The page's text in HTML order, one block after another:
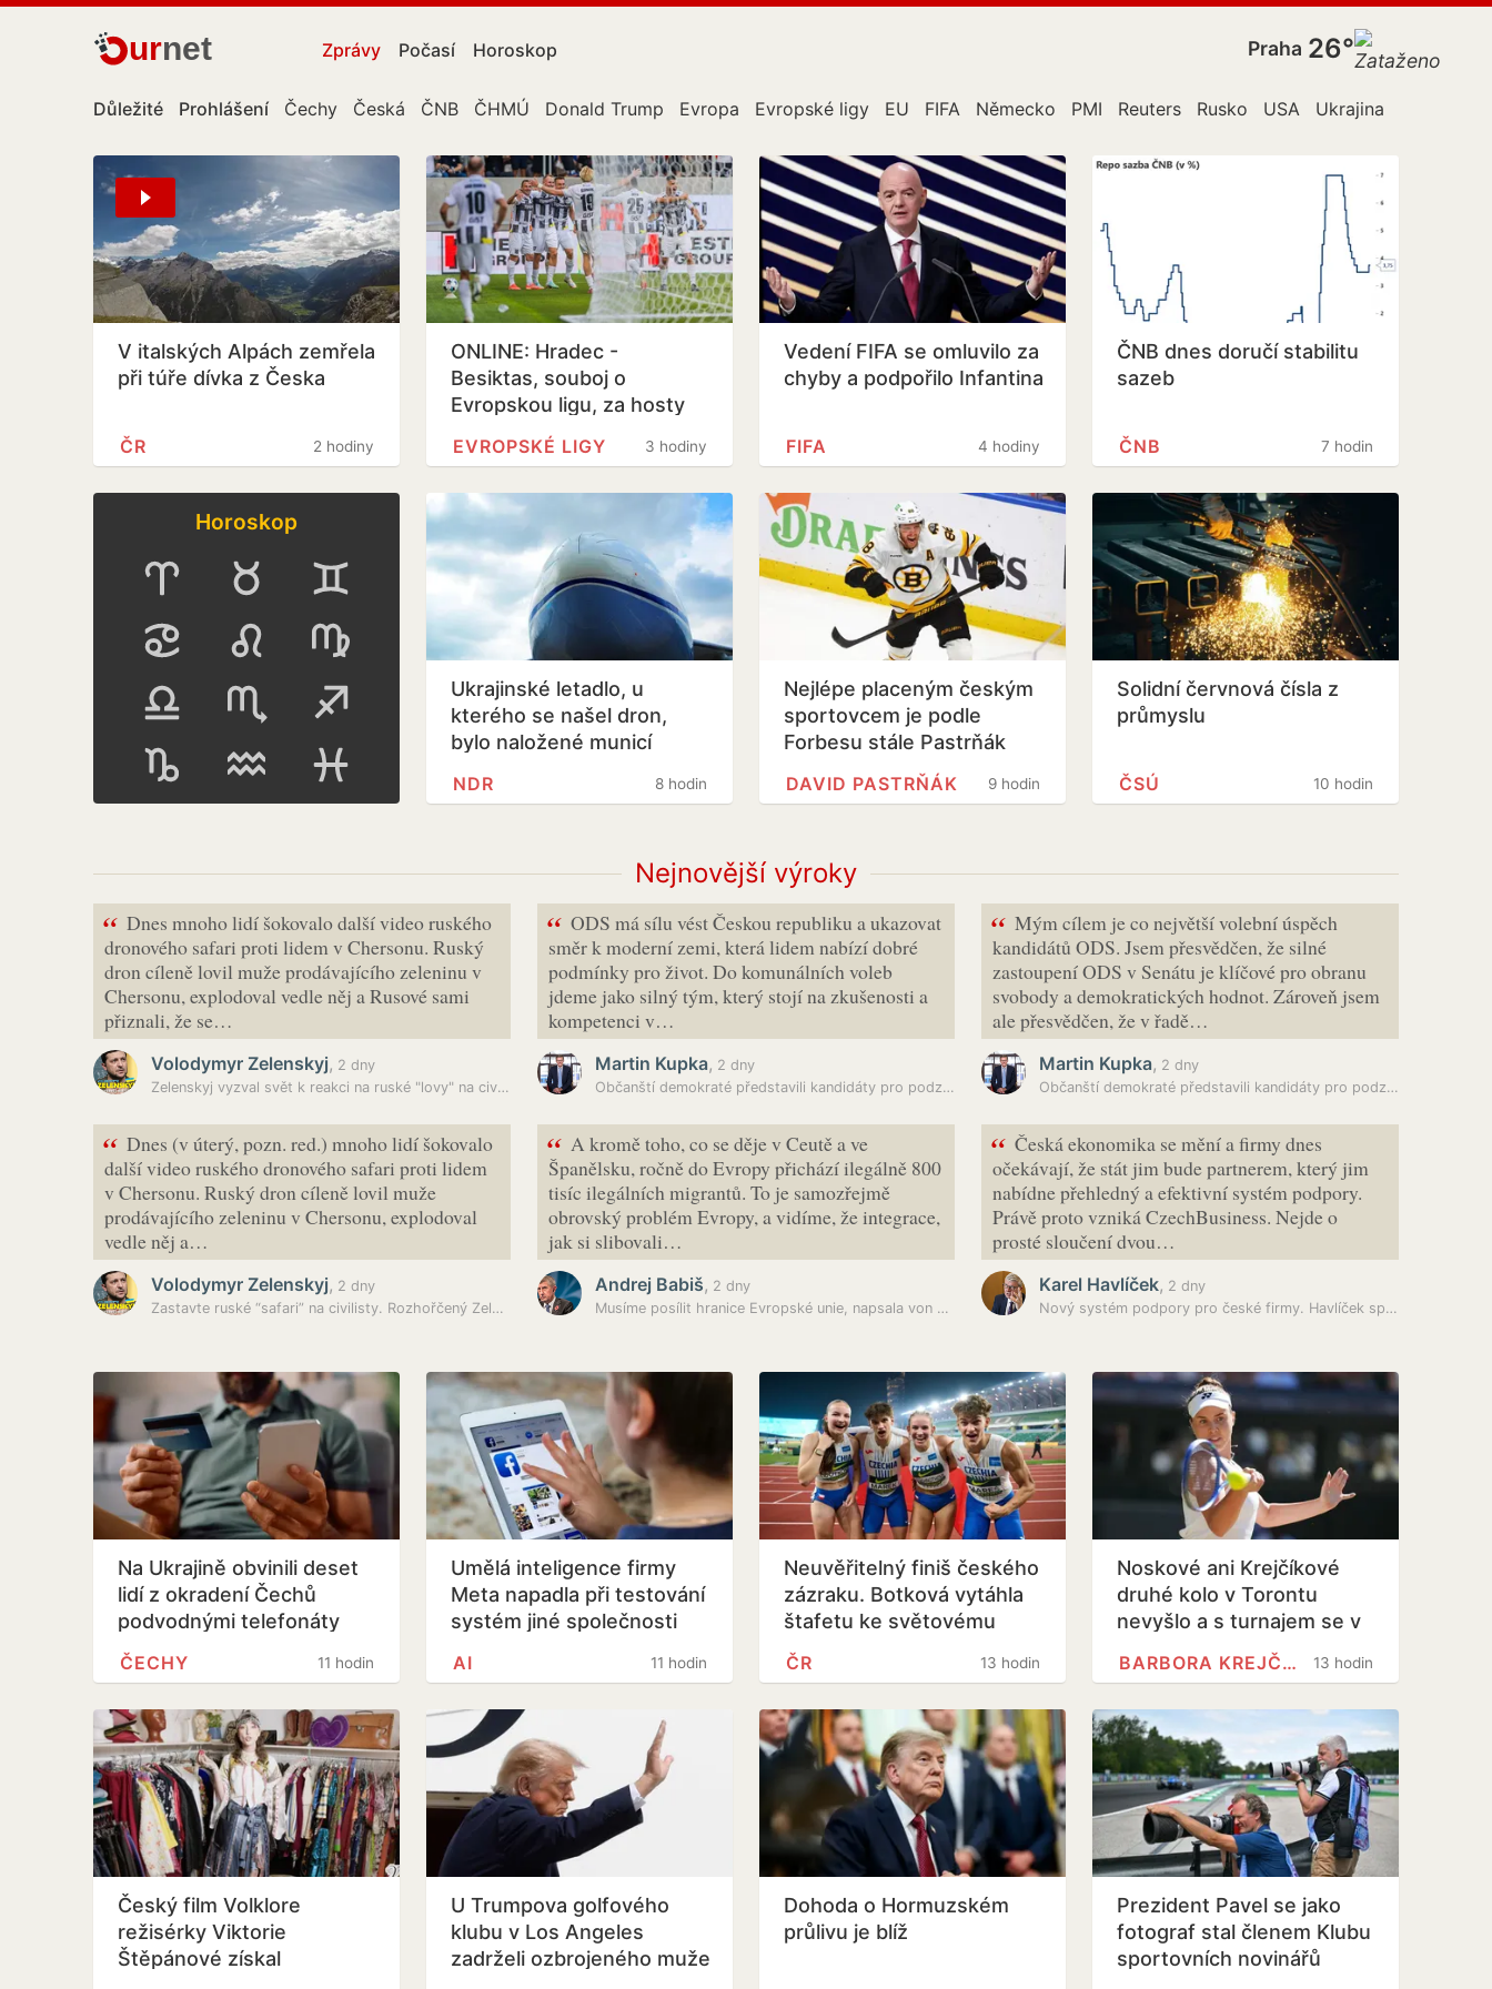
urnet Zprávy Počasí Horoskop Praha 26°
Důležité Prohlášení Čechy Česká ČNB ČHMÚ Donald Trump Evropa Evropské ligy EU FIFA Německo PMI Reuters Rusko USA Ukrajina
V italských Alpách zemřela
při túře dívka z Česka
2 hodiny
ČR
ONLINE: Hradec -
Besiktas, souboj o
Evropskou ligu, za hosty
hraje i Černý
3 hodiny
EVROPSKÉ LIGY
Vedení FIFA se omluvilo za
chyby a podpořilo Infantina
4 hodiny
FIFA
ČNB dnes doručí stabilitu
sazeb
7 hodin
ČNB
Horoskop
Ukrajinské letadlo, u
kterého se našel dron,
bylo naložené municí
8 hodin
NDR
Nejlépe placeným českým
sportovcem je podle
Forbesu stále Pastrňák
9 hodin
DAVID PASTRŇÁK
Solidní červnová čísla z
průmyslu
10 hodin
ČSÚ
Nejnovější výroky
“ Dnes mnoho lidí šokovalo další video ruského
dronového safari proti lidem v Chersonu. Ruský
dron cíleně lovil muže prodávajícího zeleninu v
Chersonu, explodoval vedle něj a Rusové sami
přiznali, že se…
Volodymyr Zelenskyj, 2 dny
Zelenskyj vyzval svět k reakci na ruské "lovy" na civilisty v Chersonu
“ ODS má sílu vést Českou republiku a ukazovat
směr k moderní zemi, která lidem nabízí dobré
podmínky pro život. Do komunálních voleb
jdeme jako silný tým, který stojí na zkušenosti a
kompetenci v…
Martin Kupka, 2 dny
Občanští demokraté představili kandidáty pro podzimní volby
“ Mým cílem je co největší volební úspěch
kandidátů ODS. Jsem přesvědčen, že silné
zastoupení ODS v Senátu je klíčové pro obranu
svobody a demokratických hodnot. Zároveň jsem
ale přesvědčen, že v řadě…
Martin Kupka, 2 dny
Občanští demokraté představili kandidáty pro podzimní volby
“ Dnes (v úterý, pozn. red.) mnoho lidí šokovalo
další video ruského dronového safari proti lidem
v Chersonu. Ruský dron cíleně lovil muže
prodávajícího zeleninu v Chersonu, explodoval
vedle něj a…
Volodymyr Zelenskyj, 2 dny
Zastavte ruské “safari” na civilisty. Rozhořčený Zelenskyj ukázal…
“ A kromě toho, co se děje v Ceutě a ve
Španělsku, ročně do Evropy přichází ilegálně 800
tisíc ilegálních migrantů. To je samozřejmě
obrovský problém Evropy, a vidíme, že integrace,
jak si slibovali…
Andrej Babiš, 2 dny
Musíme posílit hranice Evropské unie, napsala von der Leyenová do…
“ Česká ekonomika se mění a firmy dnes
očekávají, že stát jim bude partnerem, který jim
nabídne přehledný a efektivní systém podpory.
Právě proto vzniká CzechBusiness. Nejde o
prosté sloučení dvou…
Karel Havlíček, 2 dny
Nový systém podpory pro české firmy. Havlíček spustil CzechBusiness
Na Ukrajině obvinili deset
lidí z okradení Čechů
podvodnými telefonáty
11 hodin
ČECHY
Umělá inteligence firmy
Meta napadla při testování
systém jiné společnosti
11 hodin
AI
Neuvěřitelný finiš českého
zázraku. Botková vytáhla
štafetu ke světovému
stříbru
13 hodin
ČR
Noskové ani Krejčíkové
druhé kolo v Torontu
nevyšlo a s turnajem se v
13 hodin
BARBORA KREJČÍKOVÁ
Český film Volklore
režisérky Viktorie
Štěpánové získal
U Trumpova golfového
klubu v Los Angeles
zadrželi ozbrojeného muže
Dohoda o Hormuzském
průlivu je blíž
Prezident Pavel se jako
fotograf stal členem Klubu
sportovních novinářů